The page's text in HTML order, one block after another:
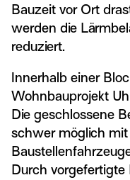
Bauzeit vor Ort
werden die
reduziert.
Innerhalb einer
Wohnbauprojekt
Die geschlossene
schwer möglich
Durch